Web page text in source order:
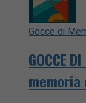
Gocce di
GOCCE